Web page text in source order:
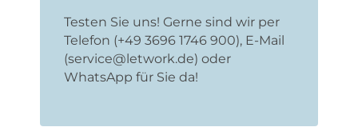
Testen Sie uns! Gerne sind wir per
Telefon (+49 3696 1746 900), E-Mail
(service@letwork.de) oder
WhatsApp für Sie da!